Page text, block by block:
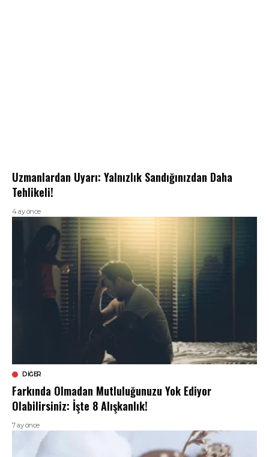
Uzmanlardan Uyarı: Yalnızlık Sandığınızdan Daha
Tehlikeli!
4 ay önce
DIĞER
Farkında Olmadan Mutluluğunuzu Yok Ediyor
Olabilirsiniz: İşte 8 Alışkanlık!
7 ay önce